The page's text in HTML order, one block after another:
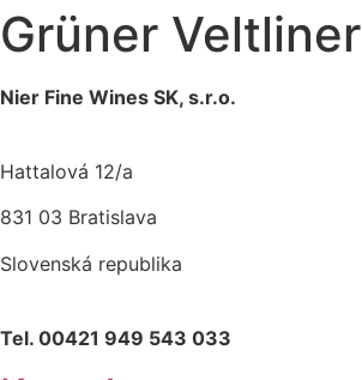
Grüner Veltliner
Nier Fine Wines SK, s.r.o.
Hattalová 12/a
831 03 Bratislava
Slovenská republika
Tel. 00421 949 543 033